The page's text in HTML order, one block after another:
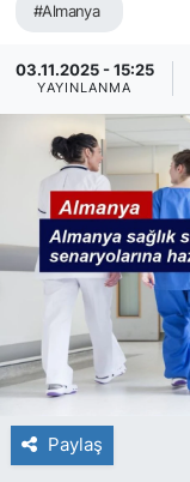
#Almanya
03.11.2025 - 15:25
YAYINLANMA
Paylaş